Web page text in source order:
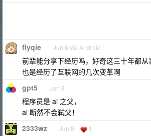
flyqie Jun 8 via Android
前辈能分享下经历吗，好奇这三十年都
也是经历了互联网的几次变革啊
gpt5 Jun 8
程序员是 ai 之父，
ai 断然不会弑父！
2333wz Jun 8 1